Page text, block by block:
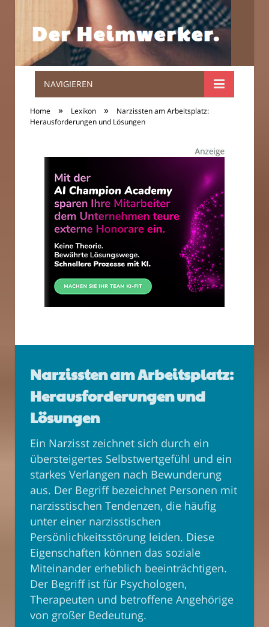
Der
Heimwerker.
NAVIGIEREN
Home » Lexikon »
Narzissten am Arbeitsplatz:
Herausforderungen und Lösungen
Narzissten am Arbeitsplatz:
Herausforderungen und
Lösungen
Ein Narzisst zeichnet sich durch ein
übersteigertes Selbstwertgefühl und ein
starkes Verlangen nach Bewunderung
aus. Der Begriff bezeichnet Personen mit
narzisstischen Tendenzen, die häufig
unter einer narzisstischen
Persönlichkeitsstörung leiden. Diese
Eigenschaften können das soziale
Miteinander erheblich beeinträchtigen.
Der Begriff ist für Psychologen,
Therapeuten und betroffene Angehörige
von großer Bedeutung.